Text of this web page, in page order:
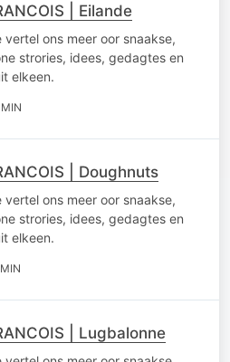
| Eilande
vertel ons meer oor snaakse,
strories, idees, gedagtes en
elkeen.
| Doughnuts
vertel ons meer oor snaakse,
strories, idees, gedagtes en
elkeen.
| Lugbalonne